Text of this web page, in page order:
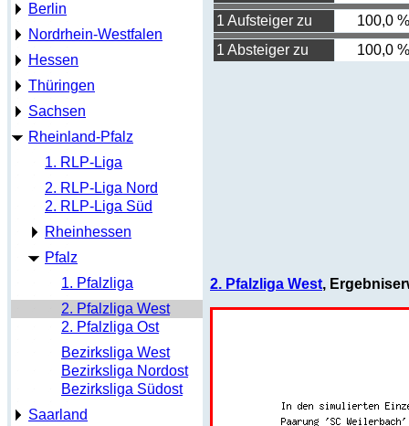
Berlin
Nordrhein-Westfalen
Hessen
Thüringen
Sachsen
Rheinland-Pfalz
1. RLP-Liga
2. RLP-Liga Nord
2. RLP-Liga Süd
Rheinhessen
Pfalz
1. Pfalzliga
2. Pfalzliga West
2. Pfalzliga Ost
Bezirksliga West
Bezirksliga Nordost
Bezirksliga Südost
Saarland
1 Aufsteiger zu
100,0 %
1 Absteiger zu
100,0 %
2. Pfalzliga West,